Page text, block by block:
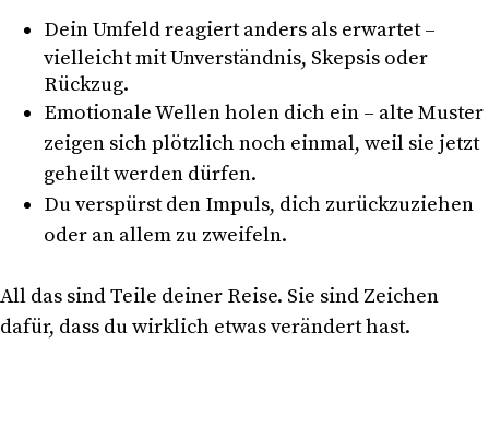
Dein Umfeld reagiert anders als erwartet –
vielleicht mit Unverständnis, Skepsis oder
Rückzug.
Emotionale Wellen holen dich ein – alte Muster
zeigen sich plötzlich noch einmal, weil sie jetzt
geheilt werden dürfen.
Du verspürst den Impuls, dich zurückzuziehen
oder an allem zu zweifeln.
All das sind Teile deiner Reise. Sie sind Zeichen
dafür, dass du wirklich etwas verändert hast.